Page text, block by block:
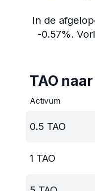
In de
-0.57%.
TAO naar
Activum
0.5 TAO
1 TAO